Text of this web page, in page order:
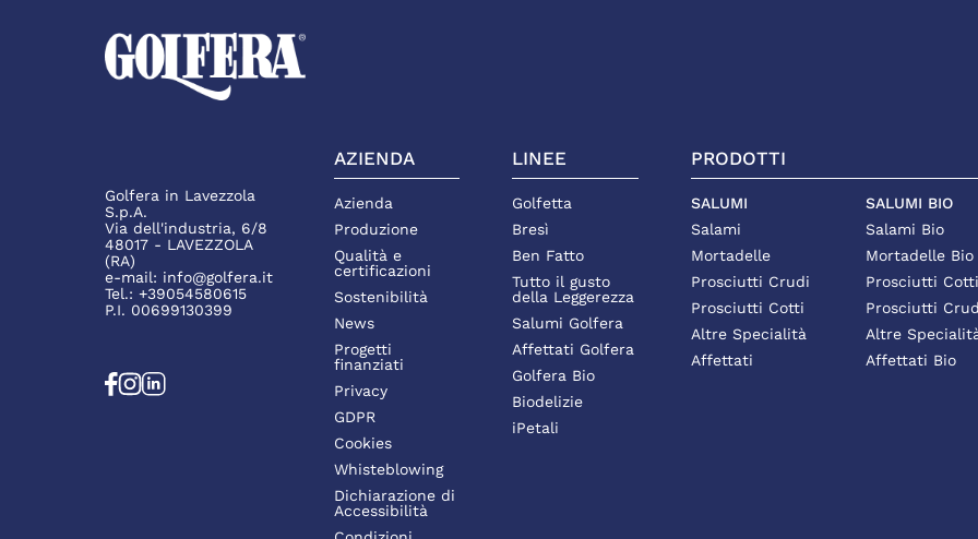
Golfera in Lavezzola
S.p.A.
Via dell'industria, 6/8
48017 - LAVEZZOLA
(RA)
e-mail: info@golfera.it
Tel.: +39054580615
P.I. 00699130399
AZIENDA
Azienda
Produzione
Qualità e
certificazioni
Sostenibilità
News
Progetti
finanziati
Privacy
GDPR
Cookies
Whisteblowing
Dichiarazione di
Accessibilità
LINEE
Golfetta
Bresì
Ben Fatto
Tutto il gusto
della Leggerezza
Salumi Golfera
Affettati Golfera
Golfera Bio
Biodelizie
iPetali
PRODOTTI
SALUMI
Salami
Mortadelle
Prosciutti Crudi
Prosciutti Cotti
Altre Specialità
Affettati
SALUMI BIO
Salami Bio
Mortadelle Bio
Prosciutti
Prosciutti
Altre
Affettati Bio